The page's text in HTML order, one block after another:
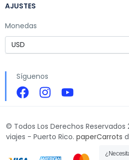
AJUSTES
Monedas
Síguenos
© Todos Los Derechos Reservados
viajes - Puerto Rico. paperCarrots